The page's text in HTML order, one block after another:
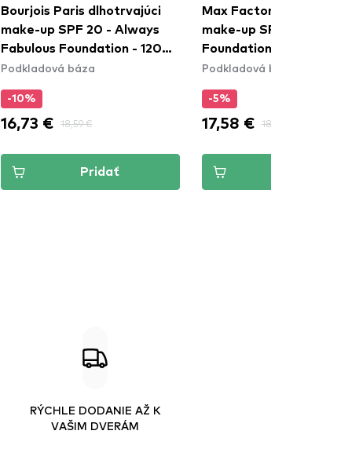
Bourjois Paris dlhotrvajúci
make-up SPF 20 - Always
Fabulous Foundation - 120
Light Ivory
Podkladová báza
-10%
16,73 € 18,59 €
Pridať
Max Factor dlhotrvajúci
make-up SPF 20 -
Foundation - W62 Warm
Beige
Podkladová báza
-5%
17,58 € 18,50 €
RÝCHLE DODANIE AŽ K
VAŠIM DVERÁM